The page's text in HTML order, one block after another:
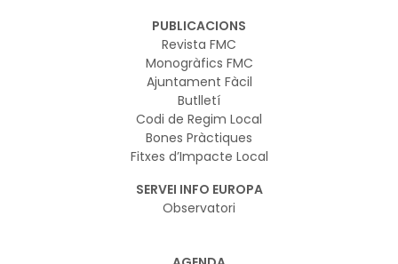
PUBLICACIONS
Revista FMC
Monogràfics FMC
Ajuntament Fàcil
Butlletí
Codi de Regim Local
Bones Pràctiques
Fitxes d’Impacte Local
SERVEI INFO EUROPA
Observatori